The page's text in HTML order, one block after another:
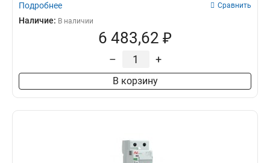
Подробнее Сравнить
Наличие: В наличии
6 483,62 ₽
– +
В корзину